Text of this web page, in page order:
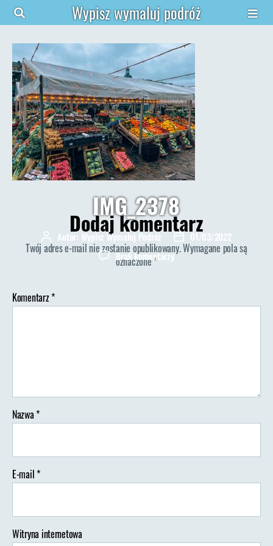
Wypisz wymaluj podróż
IMG_2378
Autor
wpisu
Autor: Wypisz Wymaluj Podróż
Data
wpisu
01/03/2022
Brak komentarzydo
Dodaj komentarz
Twój adres e-mail nie zostanie opublikowany.Wymagane pola są
oznaczone*
Komentarz*
Nazwa*
E-mail*
Witryna internetowa